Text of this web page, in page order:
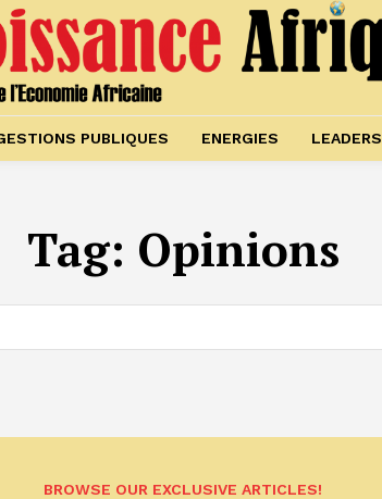
PUBLIQUES ENERGIES LEADERS
Tag: Opinions
BROWSE OUR EXCLUSIVE ARTICLES!